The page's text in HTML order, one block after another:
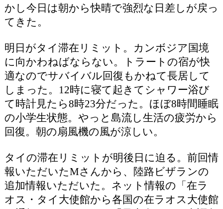
かし今日は朝から快晴で強烈な日差しが戻っ
てきた。
明日がタイ滞在リミット。カンボジア国境
に向かわねばならない。トラートの宿が快
適なのでサバイバル回復もかねて長居して
しまった。12時に寝て起きてシャワー浴び
て時計見たら8時23分だった。ほぼ8時間睡眠
の小学生状態。やっと島流し生活の疲労から
回復。朝の扇風機の風が涼しい。
タイの滞在リミットが明後日に迫る。前回情
報いただいたMさんから、陸路ビザランの
追加情報いただいた。ネット情報の「在ラ
オス・タイ大使館から各国の在ラオス大使館